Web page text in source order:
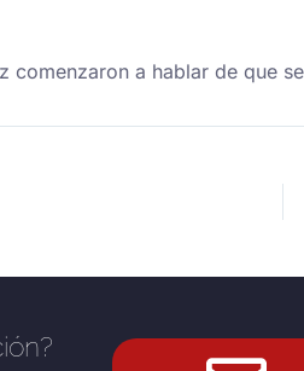
comenzaron a hablar de que